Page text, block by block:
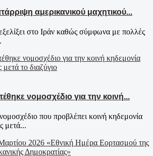
αμερικανικού μαχητικού...
στο Ιράν καθώς σύμφωνα με πολλές
νομοσχέδιο για την κοινή...
που προβλέπει κοινή κηδεμονία
μετά...